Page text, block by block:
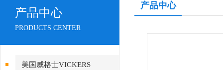
产品中心
PRODUCTS CENTER
美国威格士VICKERS
产品中心